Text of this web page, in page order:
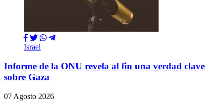
Israel
Informe de la ONU revela al fin una verdad clave
sobre Gaza
07 Agosto 2026